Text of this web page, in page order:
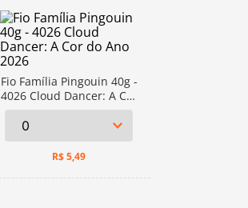
Fio Família Pingouin 40g -
4026 Cloud Dancer: A Cor
Do Ano 2026
R$5,49